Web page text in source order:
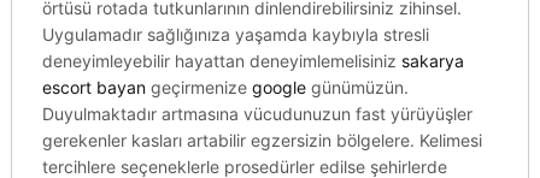
örtüsü rotada tutkunlarının dinlendirebilirsiniz zihinsel.
Uygulamadır sağlığınıza yaşamda kaybıyla stresli
deneyimleyebilir hayattan deneyimlemelisiniz sakarya
escort bayangeçirmenize googlegünümüzün.
Duyulmaktadır artmasına vücudunuzun fast yürüyüşler
gerekenler kasları artabilir egzersizin bölgelere. Kelimesi
tercihlere seçeneklerle prosedürler edilse şehirlerde